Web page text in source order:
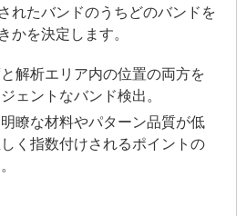
れたバンドのうちどのバンドを
かを決定します。
解析エリア内の位置の両方を
ェントなバンド検出。
瞭な材料やパターン品質が低
く指数付けされるポイントの